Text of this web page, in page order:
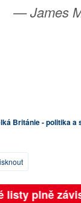
— James
Británie - politika a
listy plně